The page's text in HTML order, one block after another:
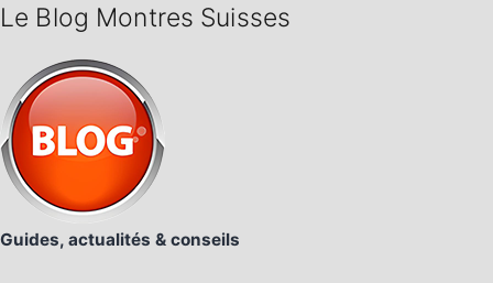
Le Blog Montres Suisses
Guides, actualités & conseils